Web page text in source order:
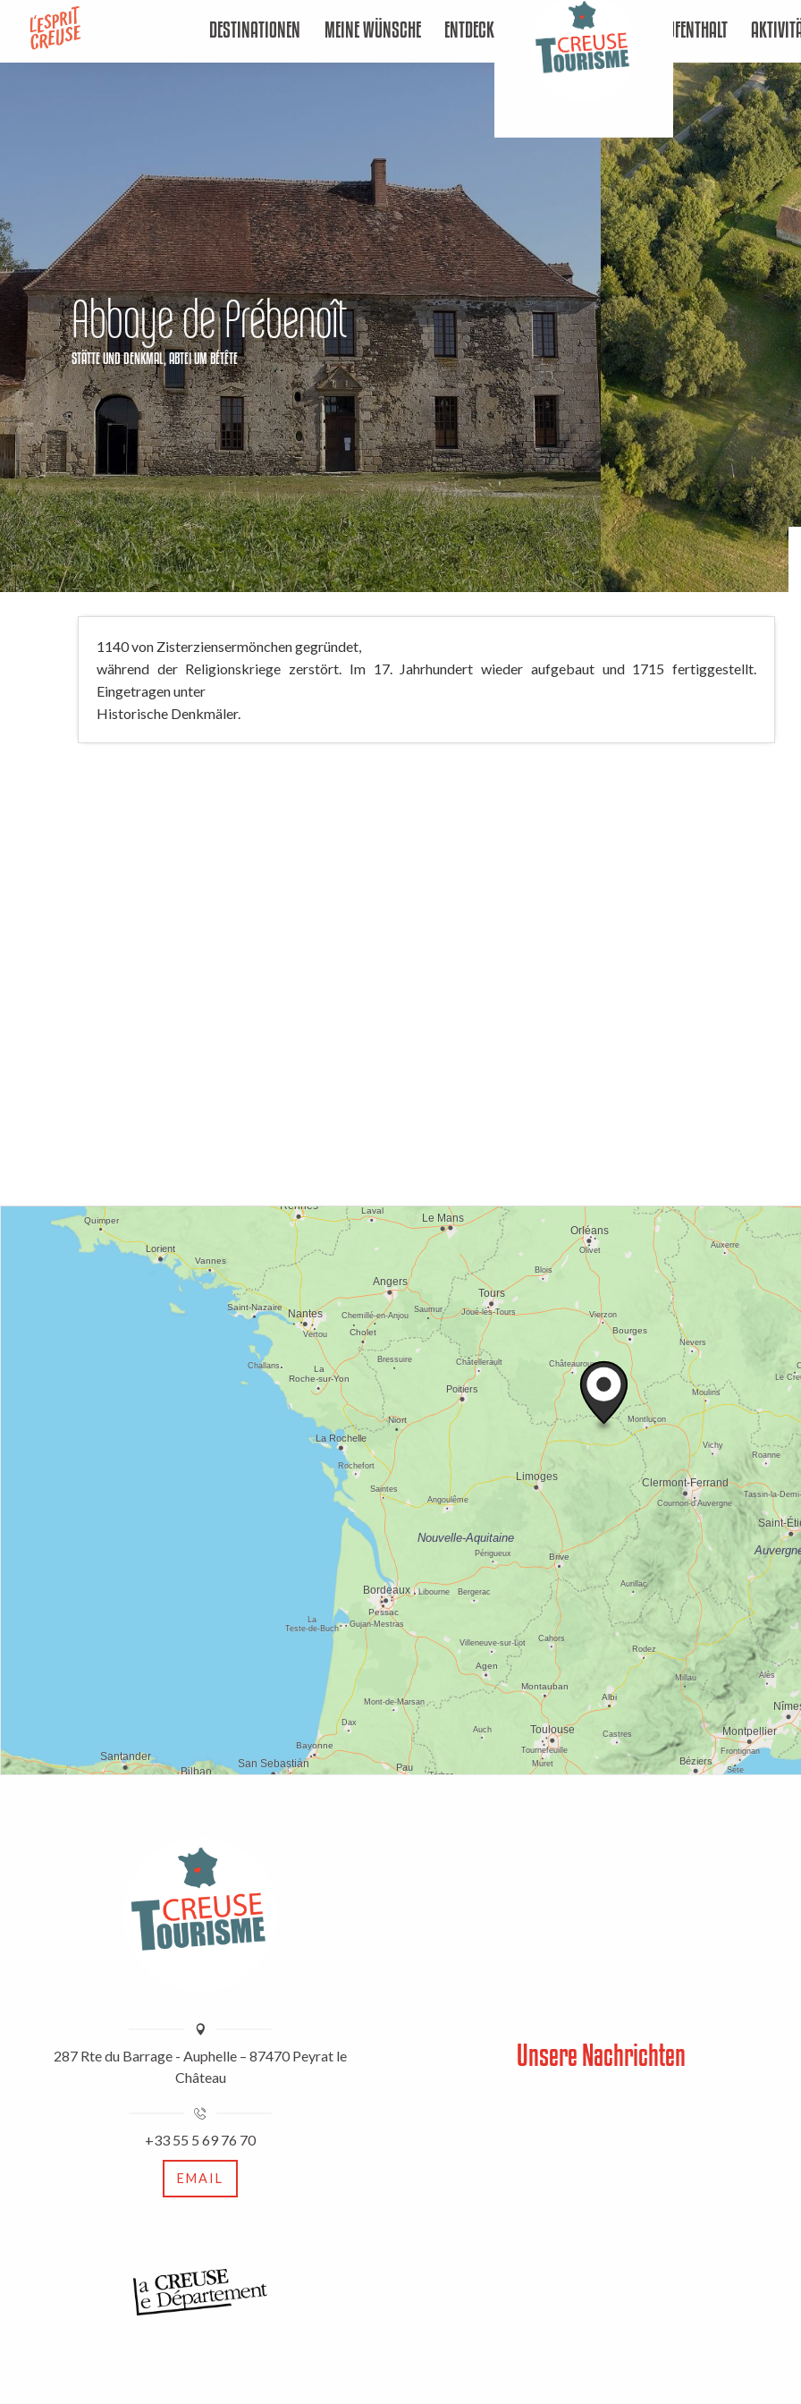
contenu
DESTINATIONEN MEINE WÜNSCHE ENTDECKEN AUFENTHALT
Abbaye de Prébenoît
STÄTTE UND DENKMAL, ABTEIUM BÉTÊTE
1140 von Zisterziensermönchen gegründet,
während der Religionskriege zerstört. Im 17. Jahrhundert wieder aufgebaut und 1715 fertiggestellt.
Eingetragen unter
Historische Denkmäler.
287 Rte du Barrage - Auphelle – 87470 Peyrat le
Château
+33 55 5 69 76 70
EMAIL
Unsere Nachrichten